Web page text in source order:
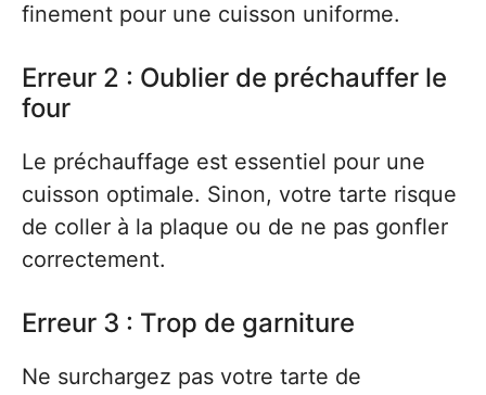
finement pour une cuisson uniforme.
Erreur 2 : Oublier de préchauffer le
four
Le préchauffage est essentiel pour une
cuisson optimale. Sinon, votre tarte risque
de coller à la plaque ou de ne pas gonfler
correctement.
Erreur 3 : Trop de garniture
Ne surchargez pas votre tarte de